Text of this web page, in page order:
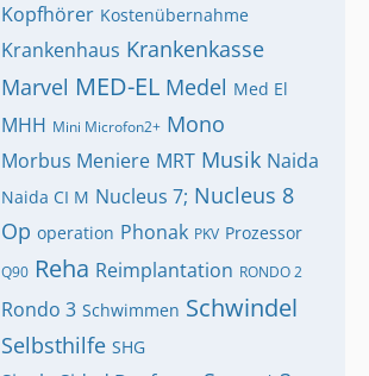
Kopfhörer Kostenübernahme
Krankenhaus Krankenkasse
Marvel MED-EL Medel Med El
MHH Mini Microfon2+ Mono
Morbus Meniere MRT Musik Naida
Naida CI M Nucleus 7; Nucleus 8
Op operation Phonak PKV Prozessor
Q90 Reha Reimplantation RONDO 2
Rondo 3 Schwimmen Schwindel
Selbsthilfe SHG